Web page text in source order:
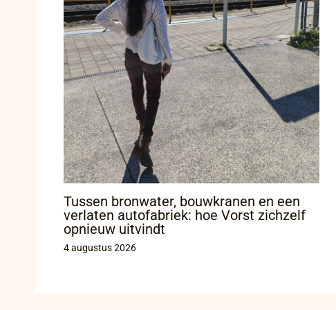
Tussen bronwater, bouwkranen en een
verlaten autofabriek: hoe Vorst zichzelf
opnieuw uitvindt
4 augustus 2026